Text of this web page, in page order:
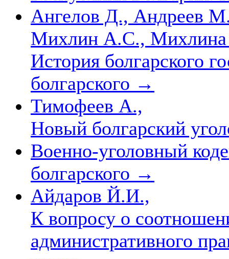
Ангелов Д., Андреев
Михлин А.С.,
История болгарского
болгарского →
Тимофеев А.,
Новый болгарский
Военно-уголовный
болгарского →
Айдаров Й.И.,
К вопросу о
административного